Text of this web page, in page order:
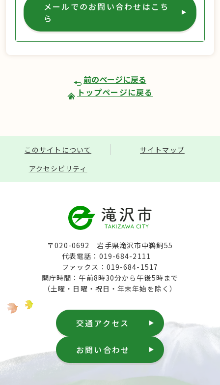
メールでのお問い合わせはこち
ら
前のページに戻る
トップページに戻る
このサイトについて
サイトマップ
アクセシビリティ
〒020-0692 岩手県滝沢市中鵜飼55
代表電話：019-684-2111
ファックス：019-684-1517
開庁時間：午前8時30分から午後5時まで
（土曜・日曜・祝日・年末年始を除く）
交通アクセス
お問い合わせ